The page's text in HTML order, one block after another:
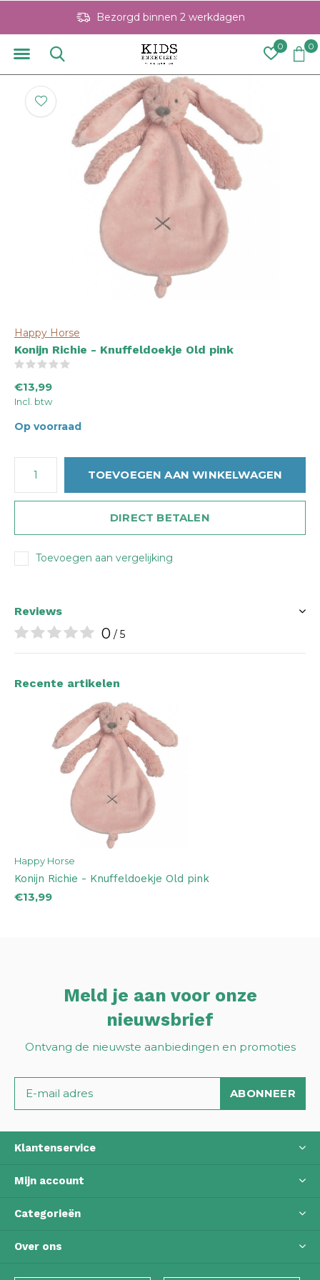
0 0
Bezorgd binnen 2 werkdagen
Happy Horse
Konijn Richie - Knuffeldoekje Old pink
€13,99
Incl. btw
Op voorraad
TOEVOEGEN AAN WINKELWAGEN
DIRECT BETALEN
Toevoegen aan vergelijking
Reviews
0 / 5
Recente artikelen
Happy Horse
Konijn Richie - Knuffeldoekje Old pink
€13,99
Meld je aan voor onze
nieuwsbrief
Ontvang de nieuwste aanbiedingen en promoties
ABONNEER
Klantenservice
Mijn account
Categorieën
Over ons